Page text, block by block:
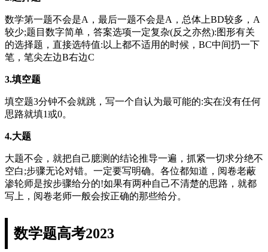
数学第一题不会是A，最后一题不会是A，总体上BD较多，A
较少;题目数字简单，答案选项一定复杂(反之亦然):图形有关
的选择题，直接选特值:以上都不适用的时候，BC中间扔一下
笔，笔尖左边B右边C
3.填空题
填空题3分钟不会就跳，写一个自认为最可能的:实在没有任何
思路就填1或0。
4.大题
大题不会，就把自己臆测的结论推导一遍，抓紧一切求分绝不
空白;步骤无论对错。一定要写明确。各位都知道，阅卷老蔽
渗轮师是按步骤给分的!如果有两种自己不清楚的思路，就都
写上，阅卷老师一般会按正确的那些给分。
数学题高考2023